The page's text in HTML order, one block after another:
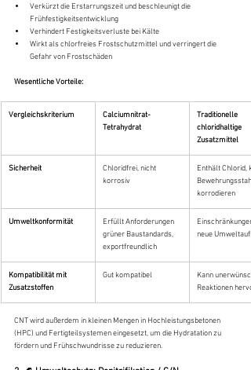
Verkürzt die Erstarrungszeit und beschleunigt die
Frühfestigkeitsentwicklung
Verhindert Festigkeitsverluste bei Kälte
Wirkt als chlorfreies Frostschutzmittel und verringert die
Gefahr von Frostschäden
Wesentliche Vorteile:
Vergleichskriterium
Calciumnitrat-
Tetrahydrat
Traditionelle
chloridhaltige
Zusatzmittel
Sicherheit
Chloridfrei, nicht
korrosiv
Enthält Chlorid,
Bewehrungsstahl
korrodieren
Umweltkonformität
Erfüllt Anforderungen
grüner Baustandards,
exportfreundlich
neue
Kompatibilität mit
Zusatzstoffen
Gut kompatibel
Kann
Reaktionen
CNT wird außerdem in kleinen Mengen in Hochleistungsbetonen
(HPC) und Fertigteilsystemen eingesetzt, um die Hydratation zu
fördern und Frühschwundrisse zu reduzieren.